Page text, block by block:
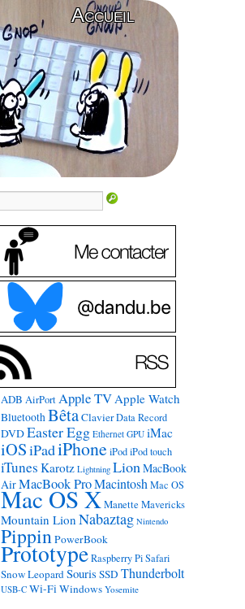
Accueil
ADB AirPort Apple TVApple Watch
BluetoothBêtaClavier Data Record
DVDEaster Egg Ethernet GPU iMac
iOSiPadiPhone iPod iPod touch
iTunes Karotz Lightning LionMacBook
AirMacBook ProMacintosh Mac OS
Mac OS XManette Mavericks
Mountain Lion Nabaztag Nintendo
PippinPowerBook
Prototype Raspberry Pi Safari
Snow LeopardSouris SSD Thunderbolt
USB-C Wi-FiWindows Yosemite